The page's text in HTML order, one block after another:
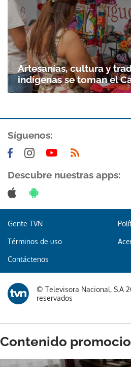
Gracias por suscribirte a
Artesanías, cultura y
indígenas se toman el
Síguenos:
Descubre nuestras apps:
Gente TVN
Términos de uso
Contáctenos
© Televisora Nacional, S.A
reservados